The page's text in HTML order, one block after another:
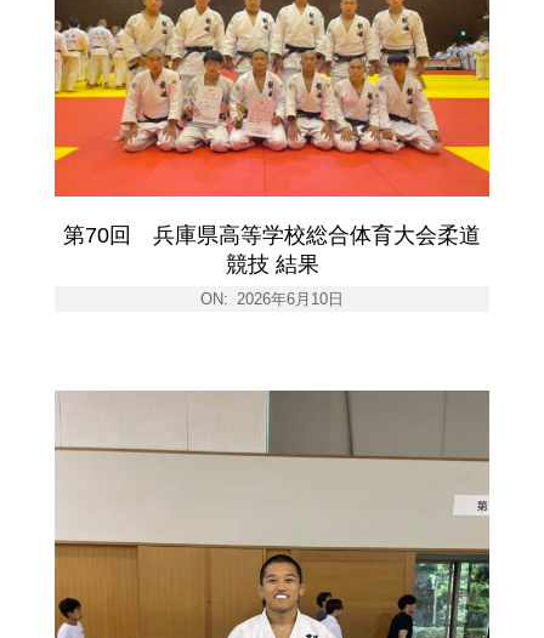
第70回 兵庫県高等学校総合体育大会柔道
競技 結果
ON: 2026年6月10日